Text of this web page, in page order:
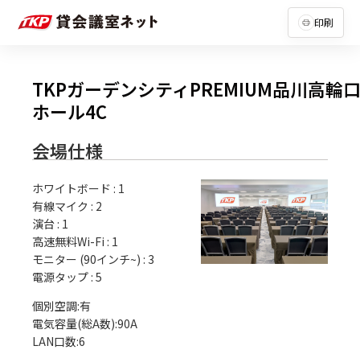
印刷
TKPガーデンシティPREMIUM品川高輪口
ホール4C
会場仕様
ホワイトボード : 1
有線マイク : 2
演台 : 1
高速無料Wi-Fi : 1
モニター (90インチ~) : 3
電源タップ : 5
個別空調:有
電気容量(総A数):90A
LAN口数:6